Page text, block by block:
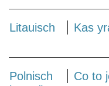
Litauisch Kas
Polnisch
Co to